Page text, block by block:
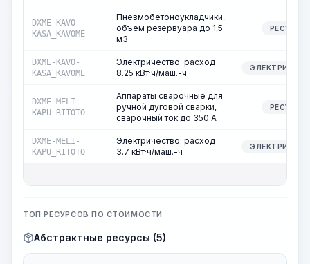
DXME-KAVO-
KASA_KAVOME
Пневмобетоноукладчики,
объем резервуара до 1,5
м3
РЕСУРС
DXME-KAVO-
KASA_KAVOME
Электричество: расход
8.25 кВт·ч/маш.-ч
DXME-MELI-
KAPU_RITOTO
Аппараты сварочные для
ручной дуговой сварки,
сварочный ток до 350 А
РЕСУРС
DXME-MELI-
KAPU_RITOTO
Электричество: расход
3.7 кВт·ч/маш.-ч
ТОП РЕСУРСОВ ПО СТОИМОСТИ
Абстрактные ресурсы (5)